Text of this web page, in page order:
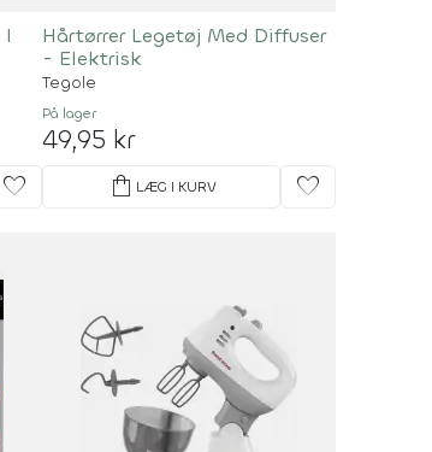
favorite
Hårtørrer Legetøj Med Diffuser
- Elektrisk
Tegole
På lager
49,95 kr
shopping_bag LÆG I KURV favorite